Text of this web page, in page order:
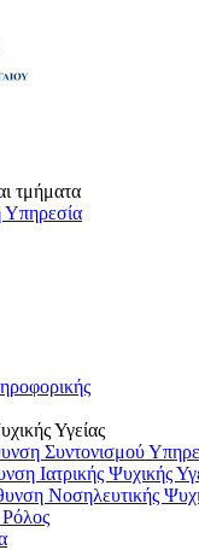
τμήματα
Υπηρεσία
Υγείας
Συντονισμού
Ιατρικής Ψυχικής
Νοσηλευτικής